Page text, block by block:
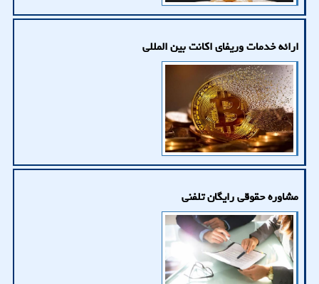
ارائه خدمات وریفای اكانت بین المللی
مشاوره حقوقی رایگان تلفنی